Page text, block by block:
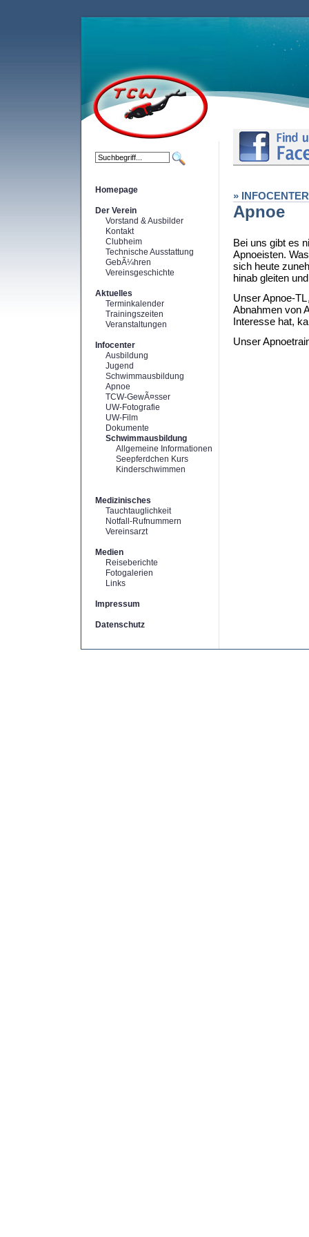
Homepage
Der Verein
Vorstand & Ausbilder
Kontakt
Clubheim
Technische Ausstattung
GebÃ¼hren
Vereinsgeschichte
Aktuelles
Terminkalender
Trainingszeiten
Veranstaltungen
Infocenter
Ausbildung
Jugend
Schwimmausbildung
Apnoe
TCW-GewÃ¤sser
UW-Fotografie
UW-Film
Dokumente
Schwimmausbildung
Allgemeine Informationen
Seepferdchen Kurs
Kinderschwimmen
Medizinisches
Tauchtauglichkeit
Notfall-Rufnummern
Vereinsarzt
Medien
Reiseberichte
Fotogalerien
Links
Impressum
Datenschutz
» INFOCENTER
Apnoe
Bei uns gibt es
Apnoeisten.
sich heute
hinab gleiten
Unser Apnoe-TL
Abnahmen von
Interesse hat,
Unser